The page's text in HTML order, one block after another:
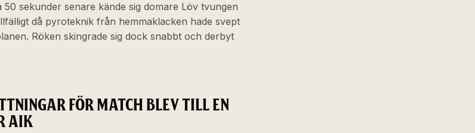
sekunder senare kände sig domare Löv tvungen
då pyroteknik från hemmaklacken hade svept
Röken skingrade sig dock snabbt och derbyt
FÖR MATCH BLEV TILL EN
AIK